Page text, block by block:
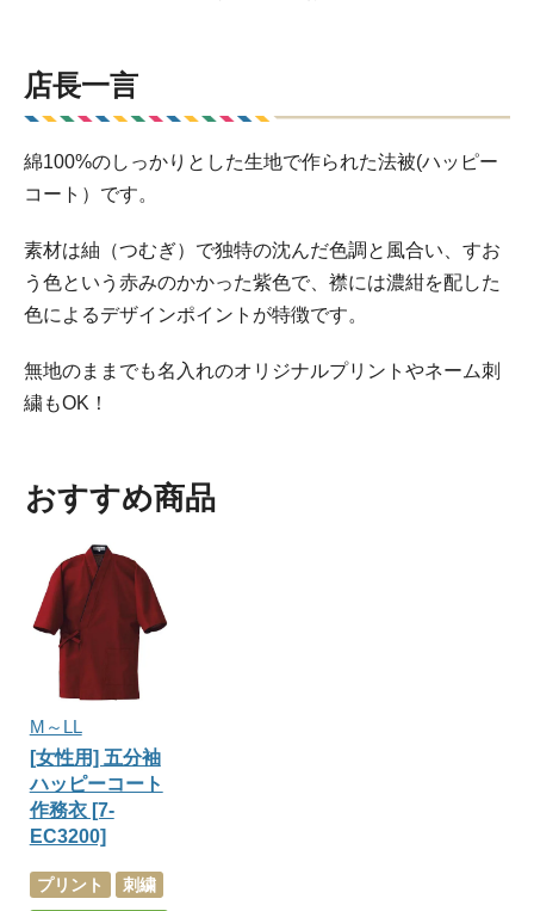
店長一言
綿100%のしっかりとした生地で作られた法被(ハッピー
コート）です。
素材は紬（つむぎ）で独特の沈んだ色調と風合い、すお
う色という赤みのかかった紫色で、襟には濃紺を配した
色によるデザインポイントが特徴です。
無地のままでも名入れのオリジナルプリントやネーム刺
繍もOK！
おすすめ商品
M～LL
[女性用] 五分袖
ハッピーコート
作務衣 [7-
EC3200]
プリント
刺繍